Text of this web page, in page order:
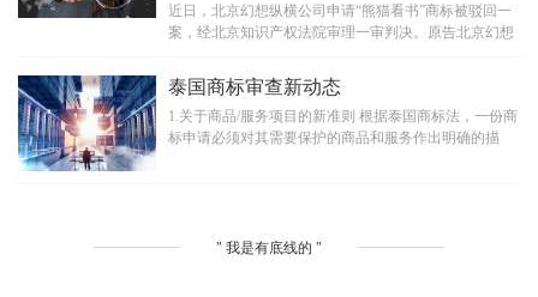
近日，北京幻想纵横公司申请“熊猫看书”商标被驳回一
案，经北京知识产权法院审理一审判决。原告北京幻想
泰国商标审查新动态
1.关于商品/服务项目的新准则 根据泰国商标法，一份商
标申请必须对其需要保护的商品和服务作出明确的描
" 我是有底线的 "